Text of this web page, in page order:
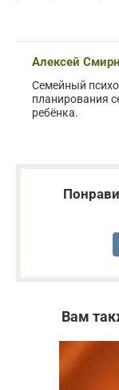
Алексей
Семейный
планирования
ребёнка.
Вам